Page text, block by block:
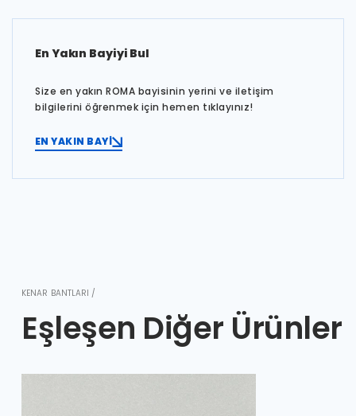
En Yakın Bayiyi Bul
Size en yakın ROMA bayisinin yerini ve iletişim
bilgilerini öğrenmek için hemen tıklayınız!
EN YAKIN BAYİ
KENAR BANTLARI /
Eşleşen Diğer Ürünler